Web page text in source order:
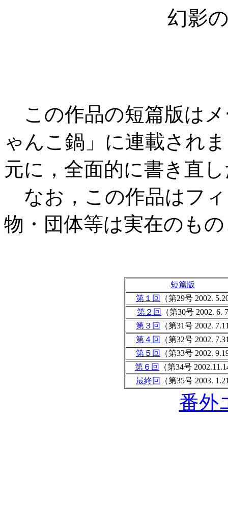
幻影
この作品の短篇版は
ゃんこ鍋」に連載され
元に，全面的に書き直
なお，この作品はフ
物・団体等は実在のも
短篇版
第１回
（第29号 2002.
第２回
（第30号 2002. 6.
第３回
（第31号 2002.
第４回
（第32号 2002.
第５回
（第33号 2002.
第６回
（第34号
最終回
（第35号 2003.
番外